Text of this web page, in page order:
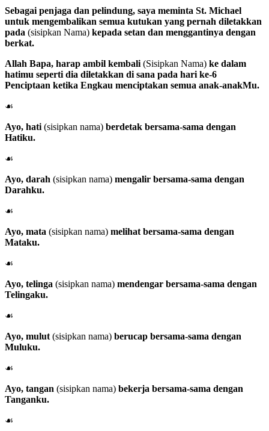
Sebagai penjaga dan pelindung, saya meminta St. Michael
untuk mengembalikan semua kutukan yang pernah diletakkan
pada (sisipkan Nama) kepada setan dan menggantinya dengan
berkat.
Allah Bapa, harap ambil kembali (Sisipkan Nama) ke dalam
hatimu seperti dia diletakkan di sana pada hari ke-6
Penciptaan ketika Engkau menciptakan semua anak-anakMu.
☙
Ayo, hati (sisipkan nama) berdetak bersama-sama dengan
Hatiku.
☙
Ayo, darah (sisipkan nama) mengalir bersama-sama dengan
Darahku.
☙
Ayo, mata (sisipkan nama) melihat bersama-sama dengan
Mataku.
☙
Ayo, telinga (sisipkan nama) mendengar bersama-sama dengan
Telingaku.
☙
Ayo, mulut (sisipkan nama) berucap bersama-sama dengan
Muluku.
☙
Ayo, tangan (sisipkan nama) bekerja bersama-sama dengan
Tanganku.
☙